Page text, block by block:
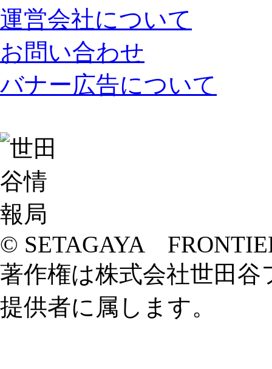
運営会社について
お問い合わせ
バナー広告について
© SETAGAYA
著作権は株式会社世田
提供者に属します。